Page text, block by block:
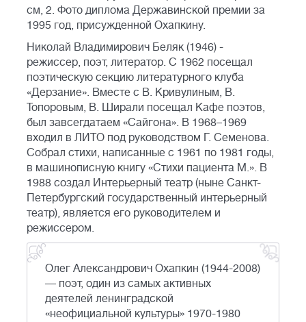
см, 2. Фото диплома Державинской премии за
1995 год, присужденной Охапкину.
Николай Владимирович Беляк (1946) -
режиссер, поэт, литератор. С 1962 посещал
поэтическую секцию литературного клуба
«Дерзание». Вместе с В. Кривулиным, В.
Топоровым, В. Ширали посещал Кафе поэтов,
был завсегдатаем «Сайгона». В 1968–1969
входил в ЛИТО под руководством Г. Семенова.
Собрал стихи, написанные с 1961 по 1981 годы,
в машинописную книгу «Стихи пациента М.». В
1988 создал Интерьерный театр (ныне Санкт-
Петербургский государственный интерьерный
театр), является его руководителем и
режиссером.
Олег Александрович Охапкин (1944-2008)
— поэт, один из самых активных
деятелей ленинградской
«неофициальной культуры» 1970-1980